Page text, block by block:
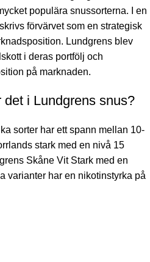
populära snussorterna. I en
förvärvet som en strategisk
Lundgrens blev
i deras portfölj och
på marknaden.
i Lundgrens snus?
sorter har ett spann mellan 10-
stark med en nivå 15
Skåne Vit Stark med en
varianter har en nikotinstyrka på